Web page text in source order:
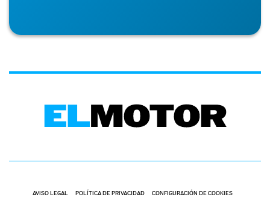
AVISO LEGAL POLÍTICA DE PRIVACIDAD CONFIGURACIÓN DE COOKIES